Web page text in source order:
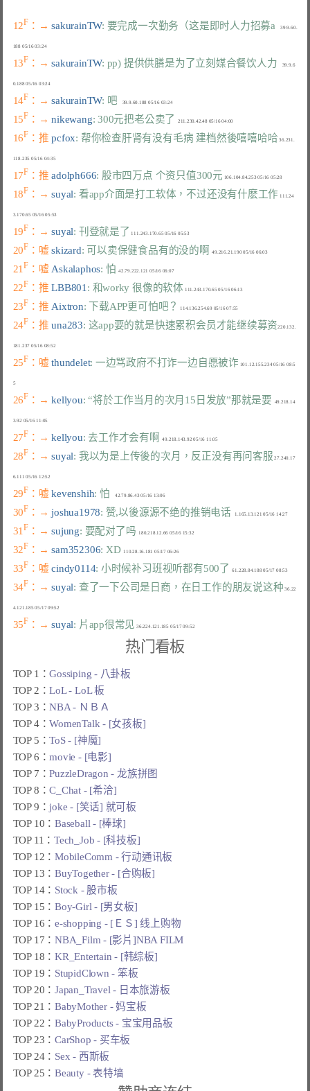
12F ：→ sakurainTW: 要完成一次勤务（这是即时人力招募a
    39.9.60.
188 05/16 03:24
13F ：→ sakurainTW: pp) 提供供膳是为了立刻媒合餐饮人力
    39.9.6
0.188 05/16 03:24
14F ：→ sakurainTW: 吧
    39.9.60.188 05/16 03:24
15F ：→ nikewang: 300元把老公卖了
16F ：推 pcfox: 帮你检查肝肾有没有毛病 建档然後嘻嘻哈哈 36.231.
118.235 05/16 04:35
17F ：推 adolph666: 股市四万点 个资只值300元 106.104.84.253 05/16 05:28
18F ：→ suyal: 看app介面是打工软体，不过还没有什麽工作 111.24
19F ：→ suyal: 刊登就是了 111.243.170.65 05/16 05:53
20F ：嘘 skizard: 可以卖保健食品有的没的啊
  49.216.21.190 05/16 06:03
21F ：嘘 Askalaphos: 怕
  42.79.222.121 05/16 06:07
22F ：推 LBB801 : 和worky 很像的软体
23F ：推 Aixtron: 下载APP更可怕吧？
24F ：推 una283: 这app要的就是快速累积会员才能继续募资220.132.
25F ：嘘 thundelet: 一边骂政府不打诈一边自愿被诈 101.12.155.234 05/16 08:5
5
26F ：→ kellyou: “将於工作当月的次月15日发放”那就是要
  49.218.14
27F ：→ kellyou: 去工作才会有啊
  49.218.143.92 05/16 11:05
28F ：→ suyal: 我以为是上传後的次月，反正没有再问客服 27.240.17
29F ：嘘 kevenshih: 怕
    42.79.86.43 05/16 13:06
30F ：→ joshua1978: 赞,以後源源不绝的推销电话
   1.165.13.121 05/16 14:27
31F ：→ sujung: 要配对了吗
32F ：→ sam352306: XD
  110.28.16.181 05/17 06:26
33F ：嘘 cindy0114: 小时候补习班视听都有500了
  61.228.84.188 05/17 08:53
34F ：→ suyal: 查了一下公司是日商，在日工作的朋友说这种 36.22
35F ：→ suyal: 片app很常见
热门看板
TOP 1：Gossiping - 八卦板
TOP 2：LoL - LoL 板
TOP 3：NBA - ＮＢＡ
TOP 4：WomenTalk - [女孩板]
TOP 5：ToS - [神魔]
TOP 6：movie - [电影]
TOP 7：PuzzleDragon - 龙族拼图
TOP 8：C_Chat - [希洽]
TOP 9：joke - [笑话] 就可板
TOP 10：Baseball - [棒球]
TOP 11：Tech_Job - [科技板]
TOP 12：MobileComm - 行动通讯板
TOP 13：BuyTogether - [合购板]
TOP 14： Stock - 股市板
TOP 15：Boy-Girl - [男女板]
TOP 16：e-shopping - [ＥＳ] 线上购物
TOP 17：NBA_Film - [影片]NBA FILM
TOP 18：KR_Entertain - [韩综板]
TOP 19： StupidClown - 笨板
TOP 20：Japan_Travel - 日本旅游板
TOP 21：BabyMother - 妈宝板
TOP 22：BabyProducts - 宝宝用品板
TOP 23：CarShop - 买车板
TOP 24： Sex - 西斯板
TOP 25：Beauty - 表特墙